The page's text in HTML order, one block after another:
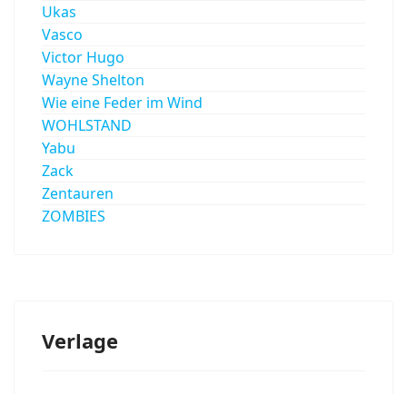
Ukas
Vasco
Victor Hugo
Wayne Shelton
Wie eine Feder im Wind
WOHLSTAND
Yabu
Zack
Zentauren
ZOMBIES
Verlage